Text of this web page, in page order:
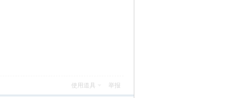
使用道具 举报